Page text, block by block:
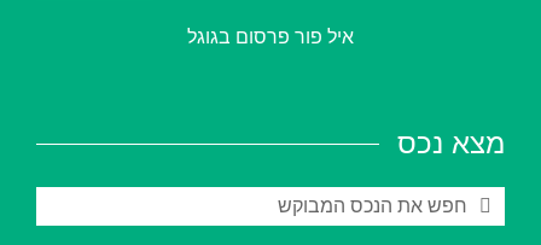
איל פור פרסום בגוגל
מצא נכס